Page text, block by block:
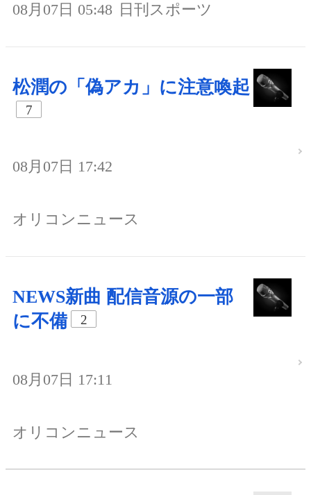
08月07日 05:48 日刊スポーツ
松潤の「偽アカ」に注意喚起
7
08月07日 17:42
オリコンニュース
NEWS新曲 配信音源の一部
に不備
2
08月07日 17:11
オリコンニュース